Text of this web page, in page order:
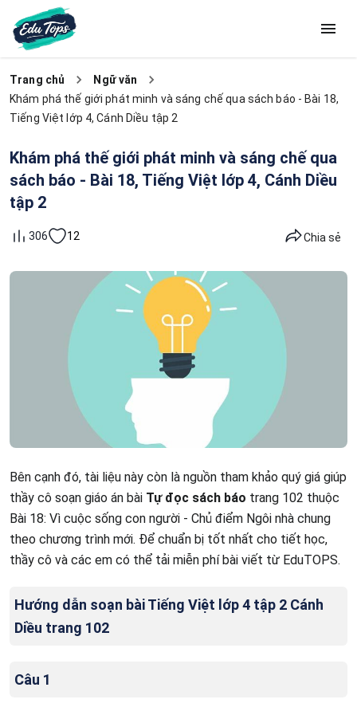
Trang chủ
Ngữ văn
Khám phá thế giới phát minh và sáng chế qua sách báo - Bài 18,
Tiếng Việt lớp 4, Cánh Diều tập 2
Khám phá thế giới phát minh và sáng chế qua
sách báo - Bài 18, Tiếng Việt lớp 4, Cánh Diều
tập 2
306 12 Chia sẻ
Bên cạnh đó, tài liệu này còn là nguồn tham khảo quý giá giúp
thầy cô soạn giáo án bài Tự đọc sách báo trang 102 thuộc
Bài 18: Vì cuộc sống con người - Chủ điểm Ngôi nhà chung
theo chương trình mới. Để chuẩn bị tốt nhất cho tiết học,
thầy cô và các em có thể tải miễn phí bài viết từ EduTOPS.
Hướng dẫn soạn bài Tiếng Việt lớp 4 tập 2 Cánh
Diều trang 102
Câu 1